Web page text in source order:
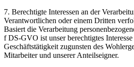
7. Berechtigte Interessen an der
Verantwortlichen oder einem Dritten
Basiert die Verarbeitung
f DS-GVO ist unser berechtigtes
Geschäftstätigkeit zugunsten des
Mitarbeiter und unserer Anteilseigner.